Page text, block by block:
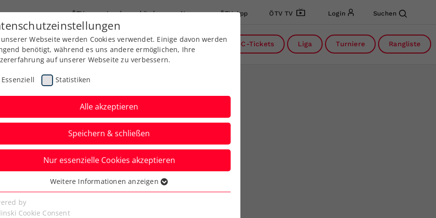
ÖTV Landesverbände News ÖTV App ÖTV TV Login Suchen
Ausbildung Services Über uns DC-Tickets Liga Turniere Rangliste
Madrid: Rodionov
Webseite werden Cookies verwendet. Einige davon werden
benötigt, während es uns andere ermöglichen, Ihre
auf unserer Webseite zu verbessern.
Essenziell Statistiken
Alle akzeptieren
Speichern & schließen
Nur essenzielle Cookies akzeptieren
Cookies werden für grundlegende Funktionen der
benötigt. Dadurch ist gewährleistet, dass die Webseite
Weitere Informationen anzeigen
by
Cookie Consent